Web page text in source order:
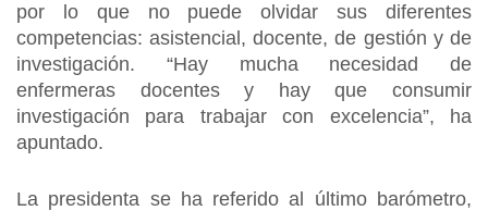
por lo que no puede olvidar sus diferentes
competencias: asistencial, docente, de gestión y de
investigación. “Hay mucha necesidad de
enfermeras docentes y hay que consumir
investigación para trabajar con excelencia”, ha
apuntado.
La presidenta se ha referido al último barómetro,